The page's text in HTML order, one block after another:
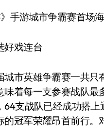
戏连台
英雄争霸赛一共只
着每一支参赛战队
64支战队已经成功搭
冠军荣耀昂首前行